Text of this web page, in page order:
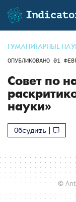
ГУМАНИТАРНЫЕ
ОПУБЛИКОВАНО 01
Совет по
науки»
Обсудить
©